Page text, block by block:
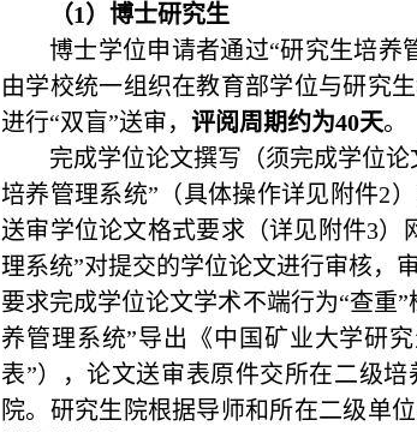
（1 ）博士研究生
博士学位申请者通过“研究生培养
由学校统一组织在教育部学位与研究
进行“双盲”送审， 评阅周期约为40天。
完成学位论文撰写（须完成学位
培养管理系统”（具体操作详见附件2
送审学位论文格式要求（详见附件3）
理系统”对提交的学位论文进行审核，
要求完成学位论文学术不端行为“查重
养管理系统”导出《中国矿业大学研
表”），论文送审表原件交所在二级
院。研究生院根据导师和所在二级单